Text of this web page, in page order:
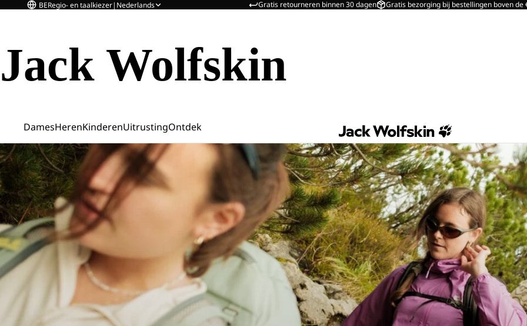
Gratis retourneren binnen 30 dagen Gratis bezorging bij bestellingen boven de
BERegio- en taalkiezer| Nederlands
Jack Wolfskin
DamesHerenKinderenUitrustingOntdek